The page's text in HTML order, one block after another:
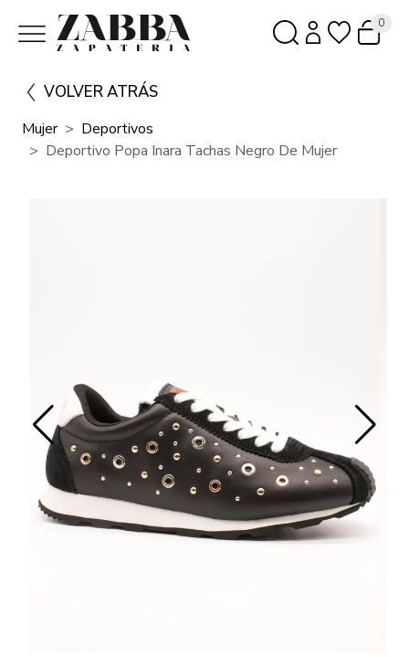
0
VOLVER ATRÁS
Mujer
Deportivos
Deportivo Popa Inara Tachas Negro De Mujer